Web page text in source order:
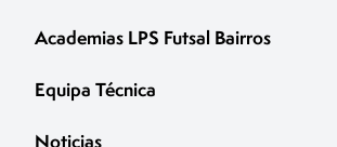
Academias LPS Futsal Bairros
Equipa Técnica
Noticias